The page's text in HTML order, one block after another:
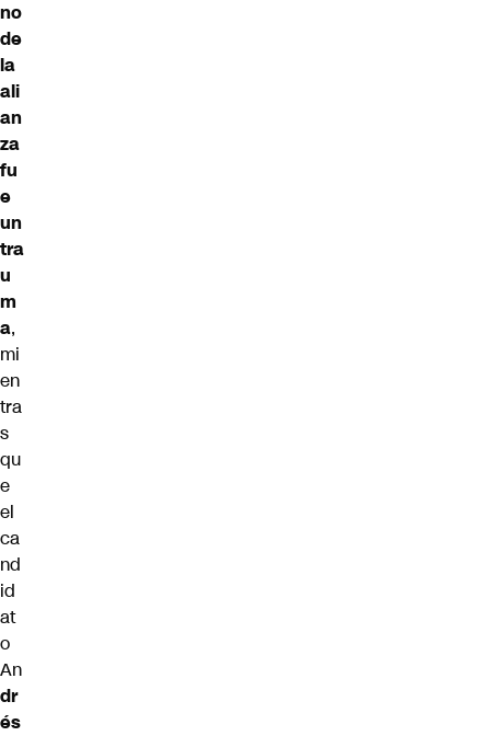
no
de
la
ali
an
za
fu
e
un
tra
u
m
a,
mi
en
tra
s
qu
e
el
ca
nd
id
at
o
An
dr
és